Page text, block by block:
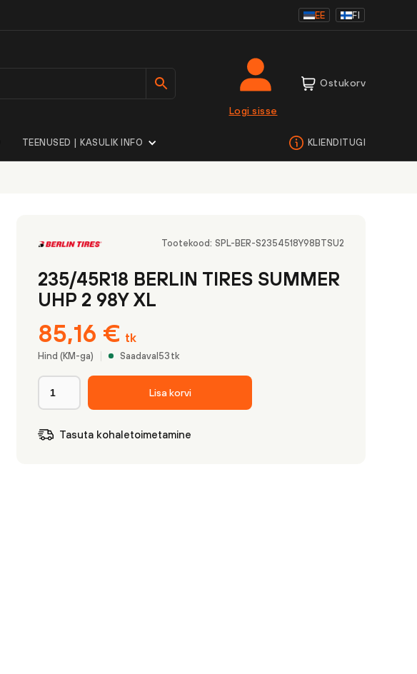
EE FI
Logi sisse
Ostukorv
TEENUSED | KASULIK INFO KLIENDITUGI
Tootekood: SPL-BER-S2354518Y98BTSU2
235/45R18 BERLIN TIRES SUMMER
UHP 2 98Y XL
85,16 € tk
Hind (KM-ga) Saadaval 53 tk
Lisa korvi
Tasuta kohaletoimetamine